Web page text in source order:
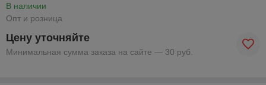
В наличии
Опт и розница
Цену уточняйте
Минимальная сумма заказа на сайте — 30 руб.